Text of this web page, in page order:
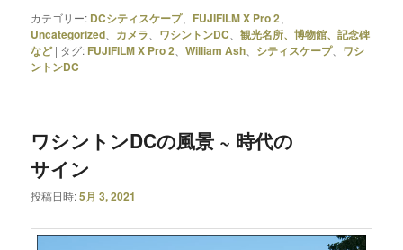
カテゴリー: DCシティスケープ、 FUJIFILM X Pro 2
Uncategorized カメラ ワシントンDC 、観光名所、博物館、記念碑
など | タグ: FUJIFILM X Pro 2 、William Ash シティスケープ、 ワシ
ントンDC
ワシントンDCの風景 ~ 時代の
サイン
投稿日時:5月 3, 2021